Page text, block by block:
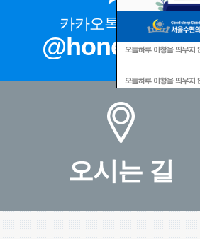
카카오톡 상담문의
@honeysleep
오시는 길